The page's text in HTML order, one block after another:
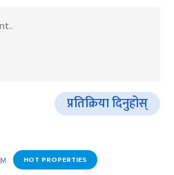
प्रतिक्रिया दिनुहोस्
HOT PROPERTIES